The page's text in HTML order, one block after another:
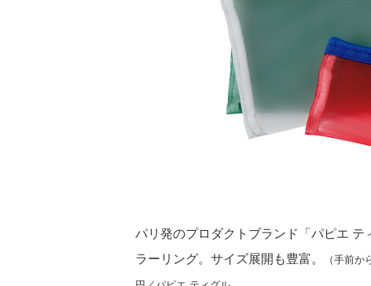
パリ発のプロダクトブランド「パピエ
ラーリング。サイズ展開も豊富。
（手前